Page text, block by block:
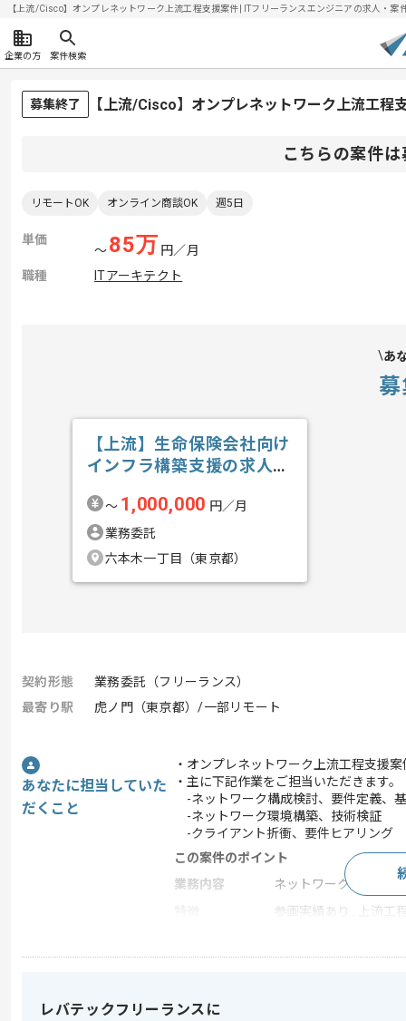
【上流/Cisco】オンプレネットワーク上流工程支援案件| ITフリーランスエンジニアの求人・
企業の方 案件検索
募集終了 【上流/Cisco】オンプレネットワーク上流工程
こちらの案件
リモートOK オンライン商談OK 週5日
単価
〜85万 円／月
職種
ITアーキテクト
あ
【上流】生命保険会社向け
インフラ構築支援の求人・
〜 1,000,000 円／月
業務委託
六本木一丁目（東京都）
契約形態
業務委託（フリーランス）
最寄り駅
虎ノ門（東京都）/一部リモート
あなたに担当していた
だくこと
・オンプレネットワーク上流工程支援
・主に下記作業をご担当いただきます。
-ネットワーク構成検討、要件定義、
-ネットワーク環境構築、技術検証
-クライアント折衝、要件ヒアリング
この案件のポイント
業務内容
ネットワーク監視
参画実績あり , 上流工
スキル
・要件ヒアリングとクライアント折衝の
レバテックフリーランスに